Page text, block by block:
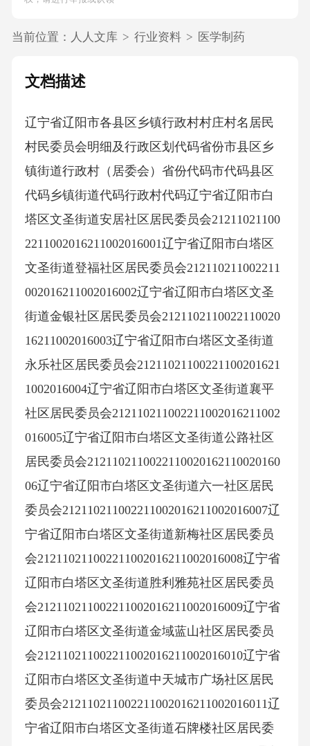
当前位置： 人人文库 > 行业资料 > 医学制药
文档描述
辽宁省辽阳市各县区乡镇行政村村庄村名居民村民委员会明细及行政区划代码省份市县区乡镇街道行政村（居委会）省份代码市代码县区代码乡镇街道代码行政村代码辽宁省辽阳市白塔区文圣街道安居社区居民委员会212110211002211002016211002016001辽宁省辽阳市白塔区文圣街道登福社区居民委员会212110211002211002016211002016002辽宁省辽阳市白塔区文圣街道金银社区居民委员会212110211002211002016211002016003辽宁省辽阳市白塔区文圣街道永乐社区居民委员会212110211002211002016211002016004辽宁省辽阳市白塔区文圣街道襄平社区居民委员会212110211002211002016211002016005辽宁省辽阳市白塔区文圣街道公路社区居民委员会212110211002211002016211002016006辽宁省辽阳市白塔区文圣街道六一社区居民委员会212110211002211002016211002016007辽宁省辽阳市白塔区文圣街道新梅社区居民委员会212110211002211002016211002016008辽宁省辽阳市白塔区文圣街道胜利雅苑社区居民委员会212110211002211002016211002016009辽宁省辽阳市白塔区文圣街道金域蓝山社区居民委员会212110211002211002016211002016010辽宁省辽阳市白塔区文圣街道中天城市广场社区居民委员会212110211002211002016211002016011辽宁省辽阳市白塔区文圣街道石牌楼社区居民委员会212110211002211002016211002016012辽宁省辽阳市白塔区文圣街道水塔社区居民委员会212110211002211002016211002016013辽宁省辽阳市白塔区文圣街道北铁门社区居民委员会212110211002211002016211002016014辽宁省辽阳市白塔区文圣街道福民社区居民委员会212110211002211002016211002016015辽宁省辽阳市白塔区文圣街道菜市社区居民委员会212110211002211002016211002016016辽宁省辽阳市白塔区文圣街道永寿社区居民委员会212110211002211002016211002016017辽宁省辽阳市白塔区文圣街道魁星社区居民委员会212110211002211002016211002016018辽宁省辽阳市白塔区文圣街道长吉社区居民委员会212110211002211002016211002016019辽宁省辽阳市白塔区文圣街道怀王社区居民委员会212110211002211002016211002016020辽宁省辽阳市白塔区文圣街道文庙社区居民委员会212110211002211002016211002016021辽宁省辽阳市白塔区文圣街道马税社区居民委员会212110211002211002016211002016022辽宁省辽阳市白塔区文圣街道南水洞社区居民委员会212110211002211002016211002016023辽宁省辽阳市白塔区文圣街道旗仓社区居民委员会212110211002211002016211002016024辽宁省辽阳市白塔区武圣街道惠民社区居民委员会212110211002211002017211002017001辽宁省辽阳市白塔区武圣街道汀洲社区居民委员会212110211002211002017211002017002辽宁省辽阳市白塔区武圣街道轻工社区居民委员会212110211002211002017211002017003辽宁省辽阳市白塔区武圣街道卫国社区居民委员会212110211002211002017211002017004辽宁省辽阳市白塔区武圣街道辽纺社区居民委员会212110211002211002017211002017005辽宁省辽阳市白塔区武圣街道富虹社区居民委员会212110211002211002017211002017006辽宁省辽阳市白塔区武圣街道新民社区居民委员会212110211002211002017211002017007辽宁省辽阳市白塔区武圣街道八一社区居民委员会212110211002211002017211002017008辽宁省辽阳市白塔区武圣街道红楼社区居民委员会212110211002211002017211002017009辽宁省辽阳市白塔区武圣街道中泽城社区居民委员会212110211002211002017211002017010辽宁省辽阳市白塔区武圣街道爱民社区居民委员会212110211002211002017211002017011辽宁省辽阳市白塔区武圣街道市委社区居民委员会212110211002211002017211002017012辽宁省辽阳市白塔区武圣街道供销社区居民委员会212110211002211002017211002017013辽宁省辽阳市白塔区武圣街道邮电新村社区居民委员212110211002211002017211002017014辽宁省辽阳市白塔区武圣街道新世纪社区居民委员会212110211002211002017211002017015辽宁省辽阳市白塔区武圣街道东文化社区居民委员会212110211002211002017211002017016辽宁省辽阳市白塔区武圣街道辽联社区居民委员会212110211002211002017211002017017辽宁省辽阳市白塔区南门街道南常社区居民委员会212110211002211002018211002018001辽宁省辽阳市白塔区南门街道南光社区居民委员会212110211002211002018211002018002辽宁省辽阳市白塔区南门街道千佛寺社区居民委员会212110211002211002018211002018003辽宁省辽阳市白塔区南门街道果品社区居民委员会212110211002211002018211002018004辽宁省辽阳市白塔区南门街道人兴社区居民委员会212110211002211002018211002018005辽宁省辽阳市白塔区南门街道电建社区居民委员会212110211002211002018211002018006辽宁省辽阳市白塔区南门街道新华社区居民委员会212110211002211002018211002018007辽宁省辽阳市白塔区南门街道南兴社区居民委员会212110211002211002018211002018008辽宁省辽阳市白塔区南门街道南照社区居民委员会212110211002211002018211002018009辽宁省辽阳市白塔区南门街道荣兴社区居民委员会212110211002211002018211002018010辽宁省辽阳市白塔区南门街道文教社区居民委员会212110211002211002018211002018011辽宁省辽阳市白塔区南门街道草仓社区居民委员会212110211002211002018211002018012辽宁省辽阳市白塔区南门街道丰乐社区居民委员会212110211002211002018211002018013辽宁省辽阳市白塔区南门街道喇嘛园社区居民委员会212110211002211002018211002018014辽宁省辽阳市白塔区南门街道青年街社区居民委员会212110211002211002018211002018015辽宁省辽阳市白塔区南门街道西三里村民委员会212110211002211002018211002018201辽宁省辽阳市白塔区南门街道曙光村民委员会212110211002211002018211002018202辽宁省辽阳市白塔区襄平街道天齐社区居民委员会212110211002211002019211002019001辽宁省辽阳市白塔区襄平街道四大社区居民委员会212110211002211002019211002019002辽宁省辽阳市白塔区襄平街道北门社区居民委员会212110211002211002019211002019003辽宁省辽阳市白塔区襄平街道辽麻社区居民委员会212110211002211002019211002019004辽宁省辽阳市白塔区襄平街道东曙光社区居民委员会212110211002211002019211002019005辽宁省辽阳市白塔区襄平街道太子河社区居民委员会212110211002211002019211002019006辽宁省辽阳市白塔区襄平街道纸机社区居民委员会212110211002211002019211002019007辽宁省辽阳市白塔区襄平街道药机社区居民委员会212110211002211002019211002019008辽宁省辽阳市白塔区襄平街道公园社区居民委员会212110211002211002019211002019009辽宁省辽阳市白塔区襄平街道硝堡社区居民委员会212110211002211002019211002019010辽宁省辽阳市白塔区襄平街道文安社区居民委员会212110211002211002019211002019011辽宁省辽阳市白塔区襄平街道金福社区居民委员会212110211002211002019211002019012辽宁省辽阳市白塔区襄平街道裕民村民委员会212110211002211002019211002019201辽宁省辽阳市文圣区庆阳街道长寿社区居民委员会212110211003211003004211003004001辽宁省辽阳市文圣区庆阳街道唐户社区居民委员会212110211003211003004211003004002辽宁省辽阳市文圣区庆阳街道工人社区居民委员会212110211003211003004211003004003辽宁省辽阳市文圣区庆阳街道兴旺社区居民委员会212110211003211003004211003004005辽宁省辽阳市文圣区庆阳街道黎明社区居民委员会212110211003211003004211003004006辽宁省辽阳市文圣区庆阳街道广场社区居民委员会212110211003211003004211003004007辽宁省辽阳市文圣区庆阳街道朴家沟村民委员会212110211003211003004211003004202辽宁省辽阳市文圣区庆阳街道稠井子村民委员会212110211003211003004211003004203辽宁省辽阳市文圣区庆阳街道尖山子村民委员会212110211003211003004211003004204辽宁省辽阳市文圣区庆阳街道东京陵村民委员会212110211003211003004211003004205辽宁省辽阳市文圣区庆阳街道东光村民委员会212110211003211003004211003004206辽宁省辽阳市文圣区东京陵街道祥和社区居民委员会212110211003211003008211003008001辽宁省辽阳市文圣区东京陵街道滨水花园社区居民委员会212110211003211003008211003008003辽宁省辽阳市文圣区东京陵街道观澜丽景社区居民委员会212110211003211003008211003008004辽宁省辽阳市文圣区东京陵街道阳光社区居民委员会212110211003211003008211003008005辽宁省辽阳市文圣区东京陵街道泛美社区居民委员会212110211003211003008211003008006辽宁省辽阳市文圣区东京陵街道保莱社区居民委员会212110211003211003008211003008007辽宁省辽阳市文圣区东京陵街道金域社区居民委员会212110211003211003008211003008008辽宁省辽阳市文圣区东京陵街道恒大社区居民委员会212110211003211003008211003008009辽宁省辽阳市文圣区东京陵街道锦绣澜湾社区居民委员会212110211003211003008211003008010辽宁省辽阳市文圣区东京陵街道京都城社区居民委员会212110211003211003008211003008011辽宁省辽阳市文圣区东京陵街道龙源山居社区居民委员会212110211003211003008211003008012辽宁省辽阳市文圣区东京陵街道冶建社区居民委员会212110211003211003008211003008013辽宁省辽阳市文圣区东京陵街道东兴社区居民委员会212110211003211003008211003008014辽宁省辽阳市文圣区东京陵街道晟宝龙社区居民委员会212110211003211003008211003008015辽宁省辽阳市文圣区东京陵街道东城社区居民委员会212110211003211003008211003008016辽宁省辽阳市文圣区东京陵街道迎水寺村民委员会212110211003211003008211003008203辽宁省辽阳市文圣区东京陵街道接官厅村民委员会212110211003211003008211003008210辽宁省辽阳市文圣区东京陵街道高营墙村民委员会212110211003211003008211003008211辽宁省辽阳市文圣区东京陵街道新城村民委员会212110211003211003008211003008213辽宁省辽阳市文圣区东京陵街道河东村民委员会212110211003211003008211003008214辽宁省辽阳市文圣区东京陵街道兴农村民委员会212110211003211003008211003008215辽宁省辽阳市文圣区东京陵街道太子岛村民委员会212110211003211003008211003008216辽宁省辽阳市文圣区东京陵街道太子河村民委员会212110211003211003008211003008217辽宁省辽阳市文圣区小屯镇千山社区居民委员会212110211003211003101211003101001辽宁省辽阳市文圣区小屯镇小屯社区居民委员会212110211003211003101211003101002辽宁省辽阳市文圣区小屯镇水峪村民委员会212110211003211003101211003101202辽宁省辽阳市文圣区小屯镇小屯村民委员会212110211003211003101211003101203辽宁省辽阳市文圣区小屯镇英守村民委员会212110211003211003101211003101204辽宁省辽阳市文圣区小屯镇上平洲村民委员会212110211003211003101211003101205辽宁省辽阳市文圣区小屯镇钓水楼村民委员会212110211003211003101211003101206辽宁省辽阳市文圣区小屯镇北雪梅村民委员会212110211003211003101211003101209辽宁省辽阳市文圣区小屯镇双庙子村民委员会212110211003211003101211003101211辽宁省辽阳市文圣区小屯镇上麦村民委员会212110211003211003101211003101213辽宁省辽阳市文圣区小屯镇下麦村民委员会212110211003211003101211003101214辽宁省辽阳市文圣区小屯镇高城子村民委员会212110211003211003101211003101215辽宁省辽阳市文圣区小屯镇下平洲村民委员会212110211003211003101211003101223辽宁省辽阳市文圣区小屯镇冮官屯村民委员会212110211003211003101211003101226辽宁省辽阳市文圣区罗大台镇罗大台村民委员会212110211003211003102211003102202辽宁省辽阳市文圣区罗大台镇新洪家村民委员会212110211003211003102211003102203辽宁省辽阳市文圣区罗大台镇土岗子村民委员会212110211003211003102211003102204辽宁省辽阳市文圣区罗大台镇周三界坝村民委员会212110211003211003102211003102205辽宁省辽阳市文圣区罗大台镇邵红土崖子村民委员会212110211003211003102211003102206辽宁省辽阳市文圣区罗大台镇樊家屯村民委员会212110211003211003102211003102208辽宁省辽阳市文圣区罗大台镇张书屯村民委员会212110211003211003102211003102209辽宁省辽阳市文圣区罗大台镇孙庄子村民委员会212110211003211003102211003102210辽宁省辽阳市文圣区罗大台镇东沙浒屯村民委员会212110211003211003102211003102212辽宁省辽阳市文圣区罗大台镇西沙浒屯村民委员会212110211003211003102211003102213辽宁省辽阳市文圣区罗大台镇前沙浒屯村民委员会212110211003211003102211003102214辽宁省辽阳市文圣区罗大台镇施官屯村民委员会212110211003211003102211003102216辽宁省辽阳市文圣区罗大台镇上立沿沟村民委员会212110211003211003102211003102219辽宁省辽阳市文圣区罗大台镇大红土崖子村民委员会212110211003211003102211003102221辽宁省辽阳市文圣区罗大台镇解家屯村民委员会212110211003211003102211003102222辽宁省辽阳市文圣区罗大台镇青峰村民委员会212110211003211003102211003102225辽宁省辽阳市文圣区罗大台镇陆甲房村民委员会212110211003211003102211003102226辽宁省辽阳市宏伟区工农街道健康路社区212110211004211004001211004001001辽宁省辽阳市宏伟区工农街道荟萃湖社区212110211004211004001211004001002辽宁省辽阳市宏伟区工农街道奥林园社区212110211004211004001211004001003辽宁省辽阳市宏伟区工农街道龙源社区212110211004211004001211004001004辽宁省辽阳市宏伟区工农街道龙翔社区212110211004211004001211004001005辽宁省辽阳市宏伟区工农街道奥翔社区212110211004211004001211004001006辽宁省辽阳市宏伟区工农街道龙鼎山社区212110211004211004001211004001007辽宁省辽阳市宏伟区工农街道龙鼎山庄社区212110211004211004001211004001008辽宁省辽阳市宏伟区长征街道长征路社区212110211004211004004211004004001辽宁省辽阳市宏伟区长征街道天井园社区212110211004211004004211004004002辽宁省辽阳市宏伟区长征街道东方路社区212110211004211004004211004004003辽宁省辽阳市宏伟区长征街道仙鹤湖社区212110211004211004004211004004004辽宁省辽阳市宏伟区长征街道富华社区212110211004211004004211004004005辽宁省辽阳市宏伟区长征街道美林园社区212110211004211004004211004004006辽宁省辽阳市宏伟区长征街道火炬街社区212110211004211004004211004004007辽宁省辽阳市宏伟区长征街道鹏程园社区212110211004211004004211004004008辽宁省辽阳市宏伟区曙光镇峨嵋社区212110211004211004101211004101001辽宁省辽阳市宏伟区曙光镇忠旺社区212110211004211004101211004101002辽宁省辽阳市宏伟区曙光镇八棵树社区212110211004211004101211004101003辽宁省辽阳市宏伟区曙光镇徐家屯村212110211004211004101211004101201辽宁省辽阳市宏伟区曙光镇大打白狐村212110211004211004101211004101202辽宁省辽阳市宏伟区曙光镇小打白狐村212110211004211004101211004101203辽宁省辽阳市宏伟区曙光镇杨家花园村212110211004211004101211004101204辽宁省辽阳市宏伟区曙光镇石场峪村212110211004211004101211004101206辽宁省辽阳市宏伟区曙光镇南八里村212110211004211004101211004101208辽宁省辽阳市宏伟区曙光镇四里庄村212110211004211004101211004101209辽宁省辽阳市宏伟区曙光镇峨嵋村212110211004211004101211004101210辽宁省辽阳市宏伟区曙光镇前进村212110211004211004101211004101211辽宁省辽阳市宏伟区曙光镇杜家村212110211004211004101211004101212辽宁省辽阳市宏伟区曙光镇东三里庄村212110211004211004101211004101214辽宁省辽阳市宏伟区曙光镇望宝台村212110211004211004101211004101215辽宁省辽阳市宏伟区曙光镇旭嘉村212110211004211004101211004101216辽宁省辽阳市宏伟区兰家镇兰家社区212110211004211004102211004102001辽宁省辽阳市宏伟区兰家镇闵家社区212110211004211004102211004102002辽宁省辽阳市宏伟区兰家镇兰家村212110211004211004102211004102201辽宁省辽阳市宏伟区兰家镇东喻家沟村212110211004211004102211004102202辽宁省辽阳市宏伟区兰家镇西喻家沟村212110211004211004102211004102203辽宁省辽阳市宏伟区兰家镇四合村212110211004211004102211004102204辽宁省辽阳市宏伟区兰家镇巴家岗子村212110211004211004102211004102205辽宁省辽阳市宏伟区兰家镇单家村212110211004211004102211004102206辽宁省辽阳市宏伟区兰家镇石灰窑子村212110211004211004102211004102207辽宁省辽阳市宏伟区兰家镇洋湖村212110211004211004102211004102208辽宁省辽阳市弓长岭区苏家街道苏家社区居民委员会212110211005211005001211005001001辽宁省辽阳市弓长岭区苏家街道苏南社区居民委员会212110211005211005001211005001002辽宁省辽阳市弓长岭区苏家街道泉眼背社区居民委员会212110211005211005001211005001003辽宁省辽阳市弓长岭区苏家街道陈家社区居民委员会212110211005211005001211005001004辽宁省辽阳市弓长岭区苏家街道八家子社区居民委员会212110211005211005001211005001005辽宁省辽阳市弓长岭区安平街道安胜社区居民委员会212110211005211005003211005003001辽宁省辽阳市弓长岭区安平街道安北社区居民委员会2121102